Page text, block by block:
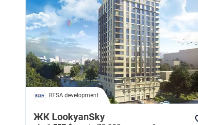
RESA development
ЖК LookyanSky